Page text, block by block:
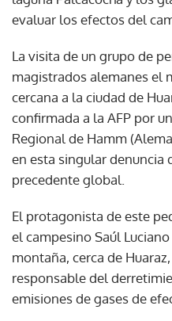
evaluar los efectos del
La visita de un grupo de
magistrados alemanes el
cercana a la ciudad de
confirmada a la AFP por
Regional de Hamm
en esta singular denuncia
precedente global.
El protagonista de este
el campesino Saúl
montaña, cerca de
responsable del
emisiones de gases de